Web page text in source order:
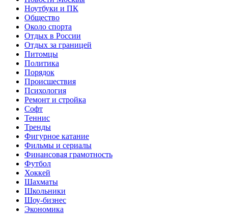
Ноутбуки и ПК
Общество
Около спорта
Отдых в России
Отдых за границей
Питомцы
Политика
Порядок
Происшествия
Психология
Ремонт и стройка
Софт
Теннис
Тренды
Фигурное катание
Фильмы и сериалы
Финансовая грамотность
Футбол
Хоккей
Шахматы
Школьники
Шоу-бизнес
Экономика